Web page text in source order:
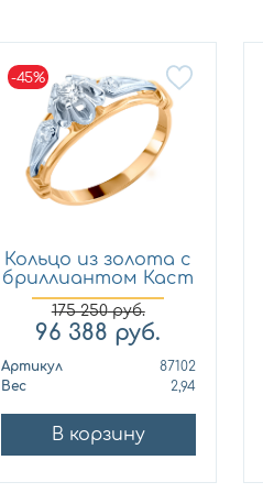
-45%
Кольцо из золота с
бриллиантом Каст
ю...
175 250руб.
96 388 руб.
Артикул
87102
Вес
2,94
В корзину